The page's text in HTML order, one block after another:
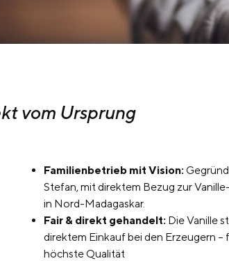
vom Ursprung
Familienbetrieb mit Vision:
Stefan, mit direktem Bezug zur
in Nord-Madagaskar.
Fair & direkt gehandelt: Die Vanille
direktem Einkauf bei den Erzeugern –
höchste Qualität